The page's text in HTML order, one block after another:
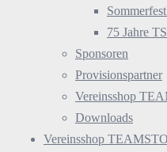
75 Jahre
Sponsoren
Provisionspartner
Vereinsshop
Downloads
Vereinsshop